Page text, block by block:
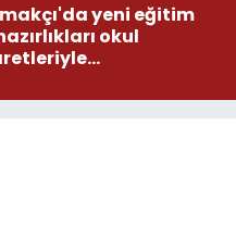
yeni eğitim
okul